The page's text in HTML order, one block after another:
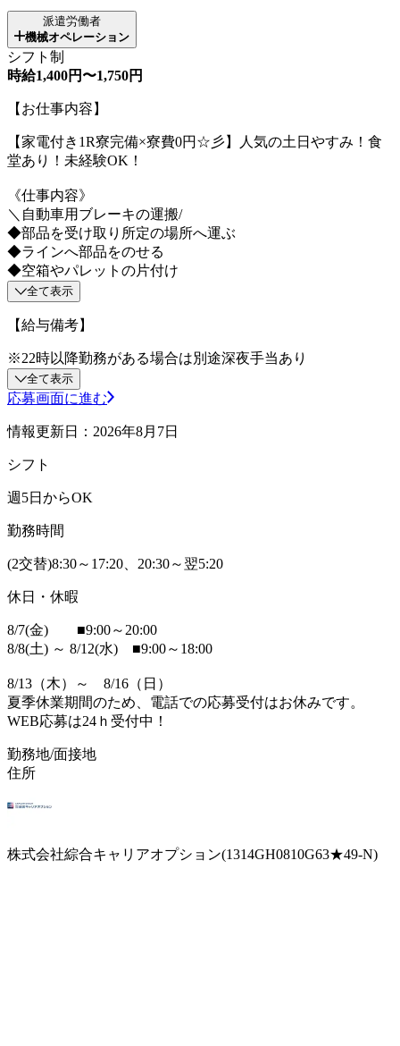
派遣労働者
機械オペレーション
シフト制
時給1,400円〜1,750円
【お仕事内容】
【家電付き1R寮完備×寮費0円☆彡】人気の土日やすみ！食
堂あり！未経験OK！
《仕事内容》
＼自動車用ブレーキの運搬/
◆部品を受け取り所定の場所へ運ぶ
◆ラインへ部品をのせる
◆空箱やパレットの片付け
全て表示
【給与備考】
※22時以降勤務がある場合は別途深夜手当あり
全て表示
応募画面に進む
情報更新日：2026年8月7日
シフト
週5日からOK
勤務時間
(2交替)8:30～17:20、20:30～翌5:20
休日・休暇
8/7(金) ■9:00～20:00
8/8(土) ～ 8/12(水) ■9:00～18:00
8/13（木）～ 8/16（日）
夏季休業期間のため、電話での応募受付はお休みです。
WEB応募は24ｈ受付中！
勤務地/面接地
住所
株式会社綜合キャリアオプション(1314GH0810G63★49-N)